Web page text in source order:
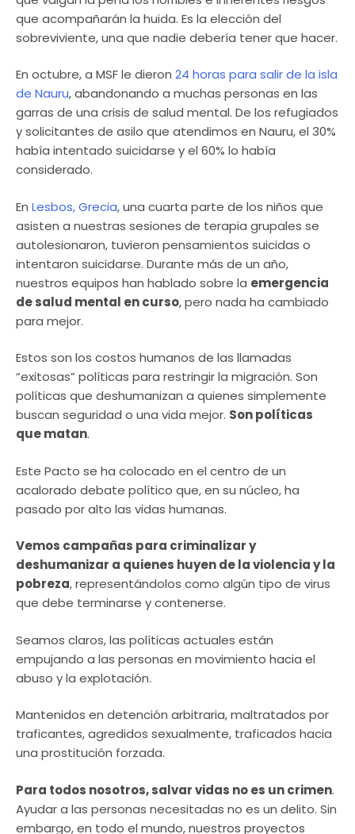
que acompañarán la huida. Es la elección del
sobreviviente, una que nadie debería tener que hacer.
En octubre, a MSF le dieron 24 horas para salir de la isla
de Nauru, abandonando a muchas personas en las
garras de una crisis de salud mental. De los refugiados
y solicitantes de asilo que atendimos en Nauru, el 30%
había intentado suicidarse y el 60% lo había
considerado.
En Lesbos, Grecia, una cuarta parte de los niños que
asisten a nuestras sesiones de terapia grupales se
autolesionaron, tuvieron pensamientos suicidas o
intentaron suicidarse. Durante más de un año,
nuestros equipos han hablado sobre la emergencia
de salud mental en curso, pero nada ha cambiado
para mejor.
Estos son los costos humanos de las llamadas
“exitosas” políticas para restringir la migración. Son
políticas que deshumanizan a quienes simplemente
buscan seguridad o una vida mejor. Son políticas
que matan.
Este Pacto se ha colocado en el centro de un
acalorado debate político que, en su núcleo, ha
pasado por alto las vidas humanas.
Vemos campañas para criminalizar y
deshumanizar a quienes huyen de la violencia y la
pobreza, representándolos como algún tipo de virus
que debe terminarse y contenerse.
Seamos claros, las políticas actuales están
empujando a las personas en movimiento hacia el
abuso y la explotación.
Mantenidos en detención arbitraria, maltratados por
traficantes, agredidos sexualmente, traficados hacia
una prostitución forzada.
Para todos nosotros, salvar vidas no es un crimen.
Ayudar a las personas necesitadas no es un delito. Sin
embargo, en todo el mundo, nuestros proyectos